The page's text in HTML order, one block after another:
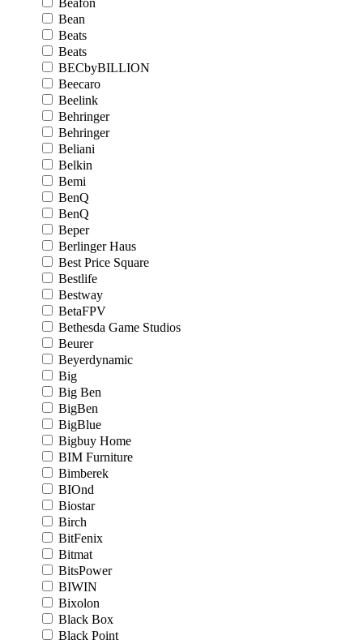
Beafon
Bean
Beats
Beats
BECbyBILLION
Beecaro
Beelink
Behringer
Behringer
Beliani
Belkin
Bemi
BenQ
BenQ
Beper
Berlinger Haus
Best Price Square
Bestlife
Bestway
BetaFPV
Bethesda Game Studios
Beurer
Beyerdynamic
Big
Big Ben
BigBen
BigBlue
Bigbuy Home
BIM Furniture
Bimberek
BIOnd
Biostar
Birch
BitFenix
Bitmat
BitsPower
BIWIN
Bixolon
Black Box
Black Point